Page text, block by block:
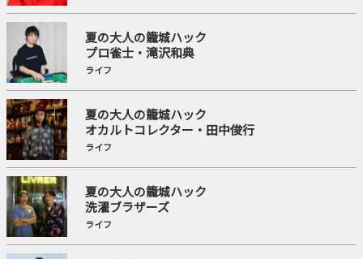
夏の大人の籠城ハック
プロ雀士・滝沢和典
ライフ
夏の大人の籠城ハック
オカルトコレクター・田中俊行
ライフ
夏の大人の籠城ハック
洗濯ブラザーズ
ライフ